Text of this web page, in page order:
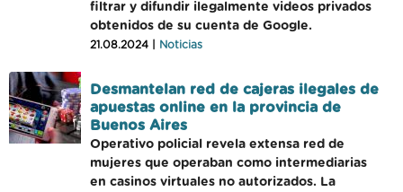
filtrar y difundir ilegalmente videos privados
obtenidos de su cuenta de Google.
21.08.2024 | Noticias
Desmantelan red de cajeras ilegales de
apuestas online en la provincia de
Buenos Aires
Operativo policial revela extensa red de
mujeres que operaban como intermediarias
en casinos virtuales no autorizados. La